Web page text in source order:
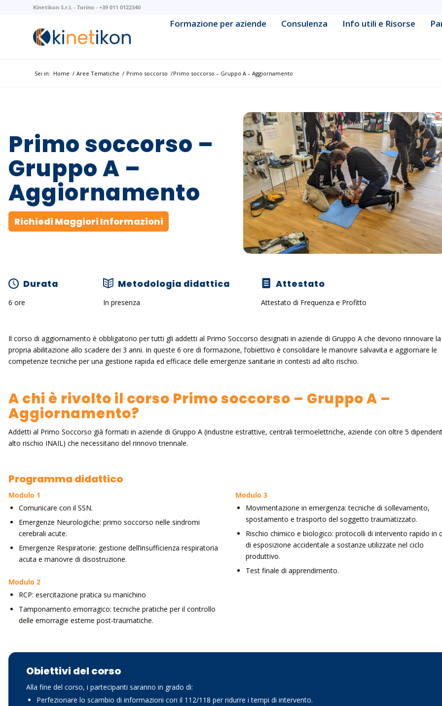
Kinetikon S.r.l. - Torino - +39 011 0122340
Formazione per aziende
AI Literacy & Strategy
Business & Collaboration Platform
Cloud Native & Container Management
Cloud Platform Administration
Cybersecurity Fundamentals
Digital Marketing
Frontend & Web Application
Development
Governance & Compliance
Consulenza Info utili e Risorse
Sei in: Home / Aree Tematiche / Primo soccorso /Primo soccorso – Gruppo A – Aggiornamento
Primo soccorso –
Gruppo A –
Aggiornamento
Richiedi Maggiori Informazioni
Durata
6 ore
Metodologia didattica
In presenza
Attestato
Attestato di Frequenza e Profitto
Il corso di aggiornamento è obbligatorio per tutti gli addetti al Primo Soccorso designati in aziende di Gruppo A che devono rinnovare la
propria abilitazione allo scadere dei 3 anni. In queste 6 ore di formazione, l’obiettivo è consolidare le manovre salvavita e aggiornare le
competenze tecniche per una gestione rapida ed efficace delle emergenze sanitarie in contesti ad alto rischio.
A chi è rivolto il corso Primo soccorso – Gruppo A –
Aggiornamento?
Addetti al Primo Soccorso già formati in aziende di Gruppo A (industrie estrattive, centrali termoelettriche, aziende con oltre 5
alto rischio INAIL) che necessitano del rinnovo triennale.
Programma didattico
Modulo 1
Comunicare con il SSN.
Emergenze Neurologiche: primo soccorso nelle sindromi
cerebrali acute.
Emergenze Respiratorie: gestione dell’insufficienza respiratoria
acuta e manovre di disostruzione.
Modulo 2
RCP: esercitazione pratica su manichino
Tamponamento emorragico: tecniche pratiche per il controllo
delle emorragie esterne post-traumatiche.
Modulo 3
Movimentazione in emergenza: tecniche di sollevamento,
spostamento e trasporto del soggetto traumatizzato.
Rischio chimico e biologico: protocolli di intervento rapido in
di esposizione accidentale a sostanze utilizzate nel ciclo
produttivo.
Test finale di apprendimento.
Obiettivi del corso
Alla fine del corso, i partecipanti saranno in grado di:
Perfezionare lo scambio di informazioni con il 112/118 per ridurre i tempi di intervento.